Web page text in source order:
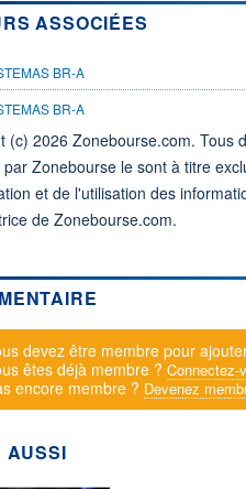
ASSOCIÉES
BR-A
BR-A
(c) 2026 Zonebourse.com. Tous
par Zonebourse le sont à titre
et de l'utilisation des
de Zonebourse.com.
d'alerte
devez être membre pour
êtes déjà membre ? Connectez-
encore membre ? Devenez
AUSSI